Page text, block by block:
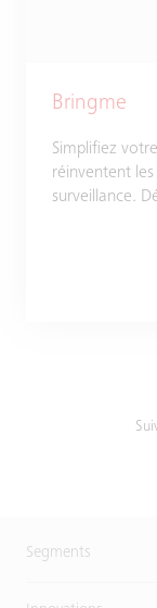
Bringme
Simplifiez
réinventent
surveillance.
Segments